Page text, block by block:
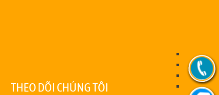
THEO DÕI CHÚNG TÔI